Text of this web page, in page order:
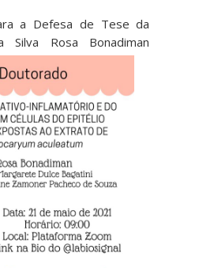
a Defesa de Tese da
Rosa Bonadiman